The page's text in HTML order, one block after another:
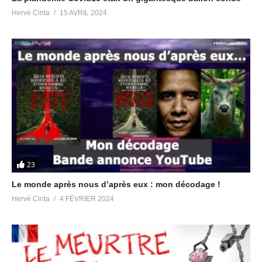
Pléiades
https://t.me/radiopleiades
Chat Group anglophone Let’s Meditate for Planetary Liberation
https://t.me/meditationliberation
Canal anglophone Victory Of The Light
https://t.me/Victory_Of_The_Light
Partager :
J’aime ça :
Hervé Cinta 15 AVRIL 2024
23
Le monde après nous d’après eux : mon décodage !
Hervé Cinta 4 FÉVRIER 2024